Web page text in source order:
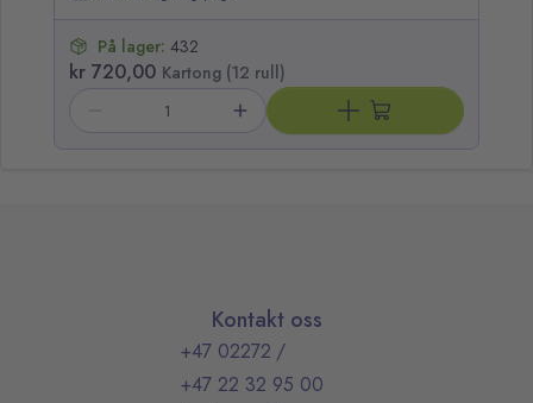
På lager: 432
kr 720,00 Kartong (12 rull)
Kontakt oss
+47 02272 /
+47 22 32 95 00